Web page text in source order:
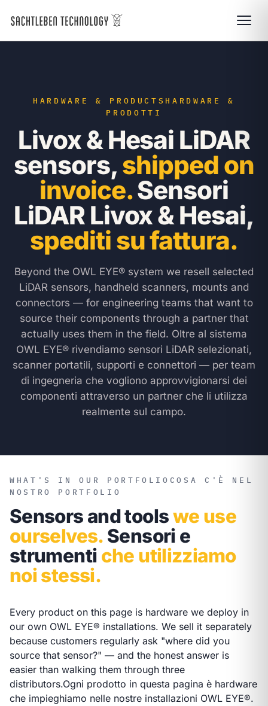
HARDWARE & PRODUCTS HARDWARE &
PRODOTTI
Livox & Hesai LiDAR
sensors,shipped on
invoice.Sensori
LiDAR Livox & Hesai,
spediti su fattura.
Beyond the OWL EYE® system we resell selected
LiDAR sensors, handheld scanners, mounts and
connectors — for engineering teams that want to
source their components through a partner that
actually uses them in the field. Oltre al sistema
OWL EYE® rivendiamo sensori LiDAR selezionati,
scanner portatili, supporti e connettori — per team
di ingegneria che vogliono approvvigionarsi dei
componenti attraverso un partner che li utilizza
realmente sul campo.
WHAT'S IN OUR PORTFOLIO COSA C'È NEL
NOSTRO PORTFOLIO
Sensors and toolswe use
ourselves. Sensori e
strumenti che utilizziamo
noi stessi.
Every product on this page is hardware we deploy in
our own OWL EYE® installations. We sell it separately
because customers regularly ask "where did you
source that sensor?" — and the honest answer is
easier than walking them through three
distributors.Ogni prodotto in questa pagina è hardware
che impieghiamo nelle nostre installazioni OWL EYE®.